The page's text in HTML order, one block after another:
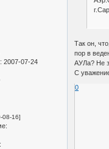
: 2007-07-24
08-16]
Так он,
пор в
АУЛа? Не
С
0